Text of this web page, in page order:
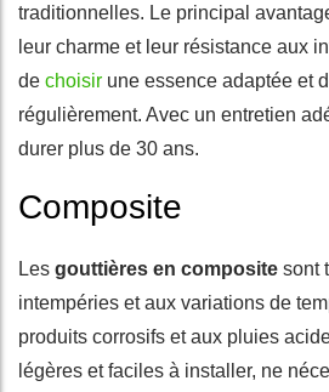
traditionnelles. Le principal
leur charme et leur résistance aux
de choisir une essence adaptée et
régulièrement. Avec un entretien
durer plus de 30 ans.
Composite
Les gouttières en composite sont
intempéries et aux variations de
produits corrosifs et aux pluies
légères et faciles à installer, ne